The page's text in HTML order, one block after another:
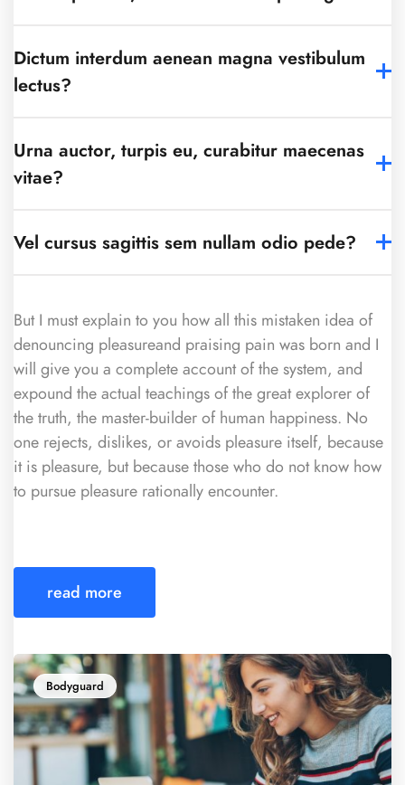
Dictum interdum aenean magna vestibulum
lectus?
Urna auctor, turpis eu, curabitur maecenas
vitae?
Vel cursus sagittis sem nullam odio pede?
But I must explain to you how all this mistaken idea of
denouncing pleasureand praising pain was born and I
will give you a complete account of the system, and
expound the actual teachings of the great explorer of
the truth, the master-builder of human happiness. No
one rejects, dislikes, or avoids pleasure itself, because
it is pleasure, but because those who do not know how
to pursue pleasure rationally encounter.
read more
Bodyguard